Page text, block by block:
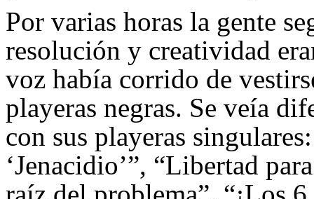
Por varias horas la gente
resolución y creatividad
voz había corrido de
playeras negras. Se veía
con sus playeras
‘Jenacidio’”, “Libertad